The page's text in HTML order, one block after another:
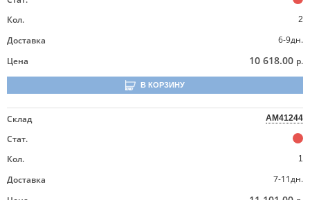
Кол.
2
Доставка
6-9дн.
Цена
10 618.00 р.
В КОРЗИНУ
Склад AM41244
Стат.
Кол.
1
Доставка
7-11дн.